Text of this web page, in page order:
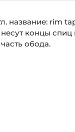
название: rim
концы спиц
обода.